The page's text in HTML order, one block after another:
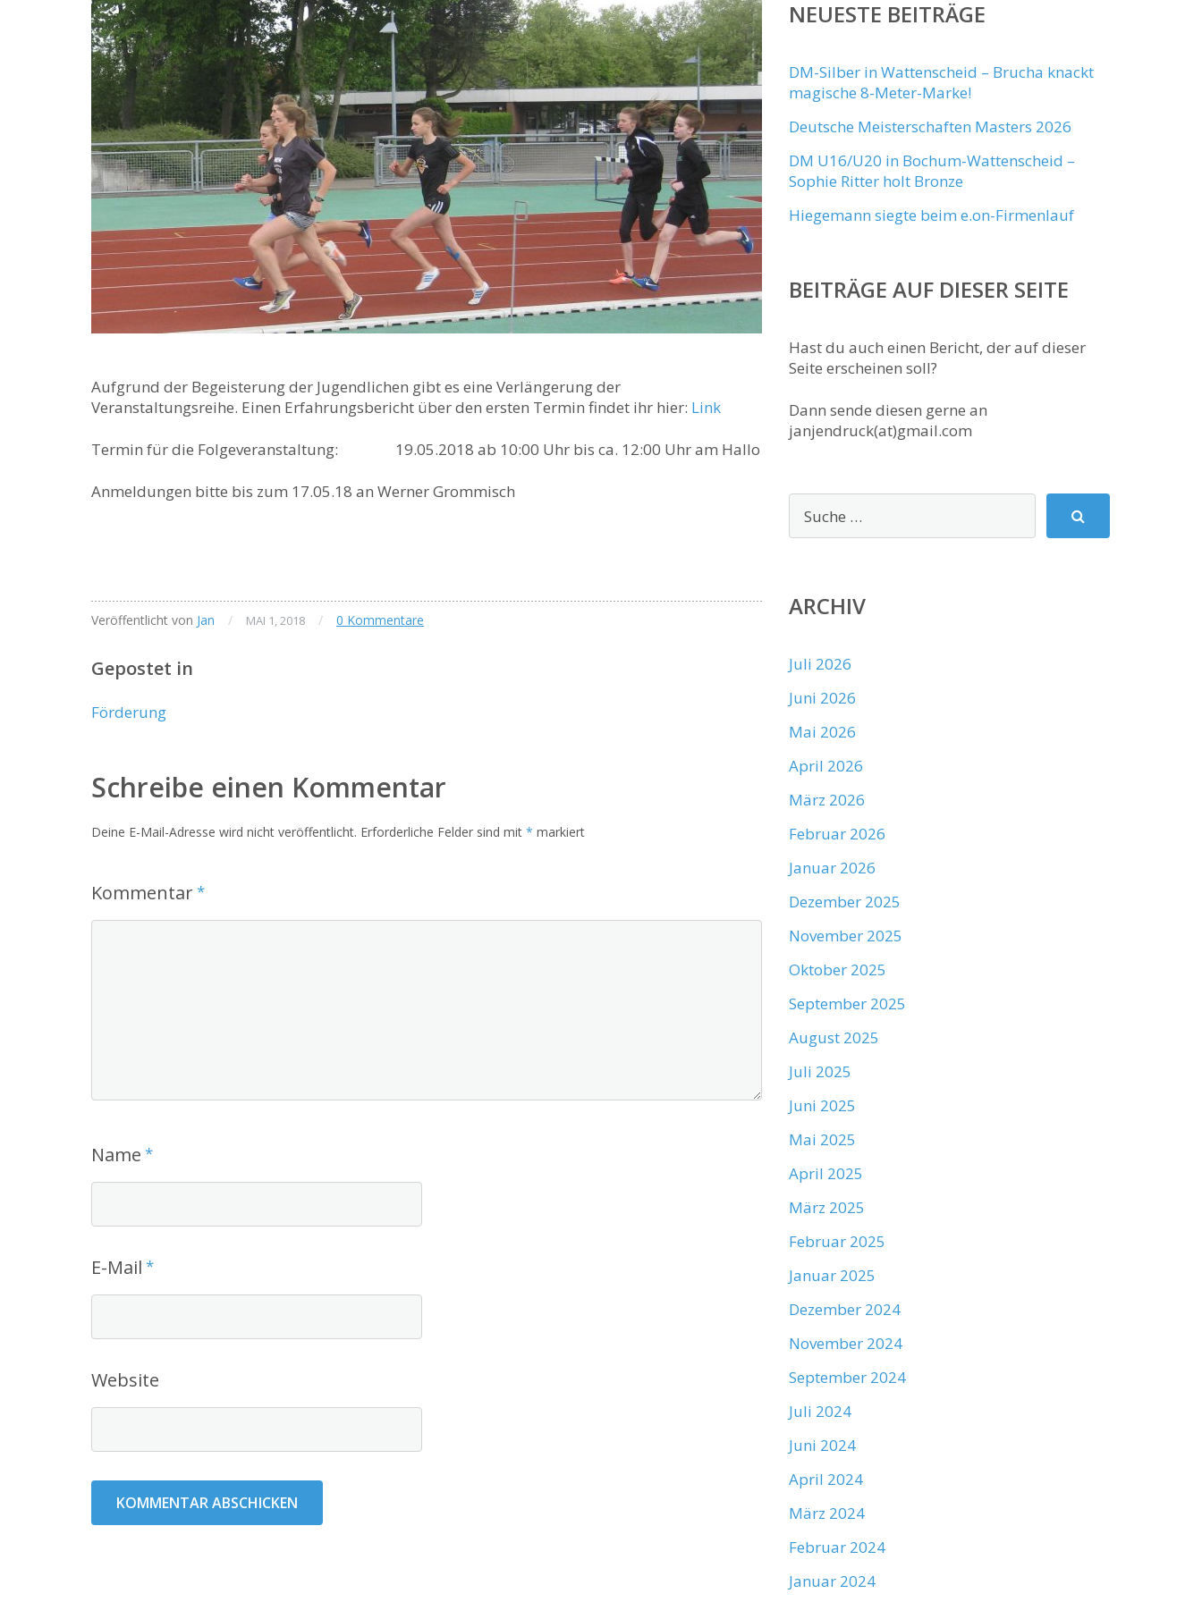
Aufgrund der Begeisterung der Jugendlichen gibt es eine Verlängerung der
Veranstaltungsreihe. Einen Erfahrungsbericht über den ersten Termin findet ihr hier: Link
Termin für die Folgeveranstaltung: 19.05.2018 ab 10:00 Uhr bis ca. 12:00 Uhr am Hallo
Anmeldungen bitte bis zum 17.05.18 an Werner Grommisch
Veröffentlicht von Jan / MAI 1, 2018 / 0 Kommentare
Gepostet in
Förderung
Schreibe einen Kommentar
Deine E-Mail-Adresse wird nicht veröffentlicht. Erforderliche Felder sind mit * markiert
Kommentar*
Name *
E-Mail *
Website
NEUESTE BEITRÄGE
DM-Silber in Wattenscheid – Brucha knackt
magische 8-Meter-Marke!
Deutsche Meisterschaften Masters 2026
DM U16/U20 in Bochum-Wattenscheid –
Sophie Ritter holt Bronze
Hiegemann siegte beim e.on-Firmenlauf
BEITRÄGE AUF DIESER SEITE
Hast du auch einen Bericht, der auf dieser
Seite erscheinen soll?
Dann sende diesen gerne an
janjendruck(at)gmail.com
ARCHIV
Juli 2026
Juni 2026
Mai 2026
April 2026
März 2026
Februar 2026
Januar 2026
Dezember 2025
November 2025
Oktober 2025
September 2025
August 2025
Juli 2025
Juni 2025
Mai 2025
April 2025
März 2025
Februar 2025
Januar 2025
Dezember 2024
November 2024
September 2024
Juli 2024
Juni 2024
April 2024
März 2024
Februar 2024
Januar 2024